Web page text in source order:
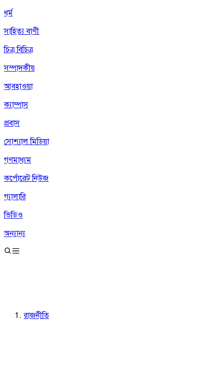
ধর্ম
সাহিত্য বাণী
চিত্র বিচিত্র
সম্পাদকীয়
আবহাওয়া
ক্যাম্পাস
প্রবাস
সোশ্যাল মিডিয়া
গণমাধ্যম
কর্পোরেট নিউজ
গ্যালারি
ভিডিও
অন্যান্য
রাজনীতি